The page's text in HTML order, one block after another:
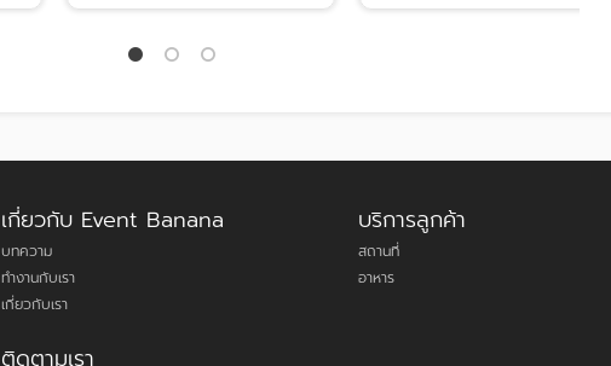
เกี่ยวกับ Event Banana
บทความ
ทำงานกับเรา
เกี่ยวกับเรา
ติดตามเรา
บริการลูกค้า
สถานที่
อาหาร